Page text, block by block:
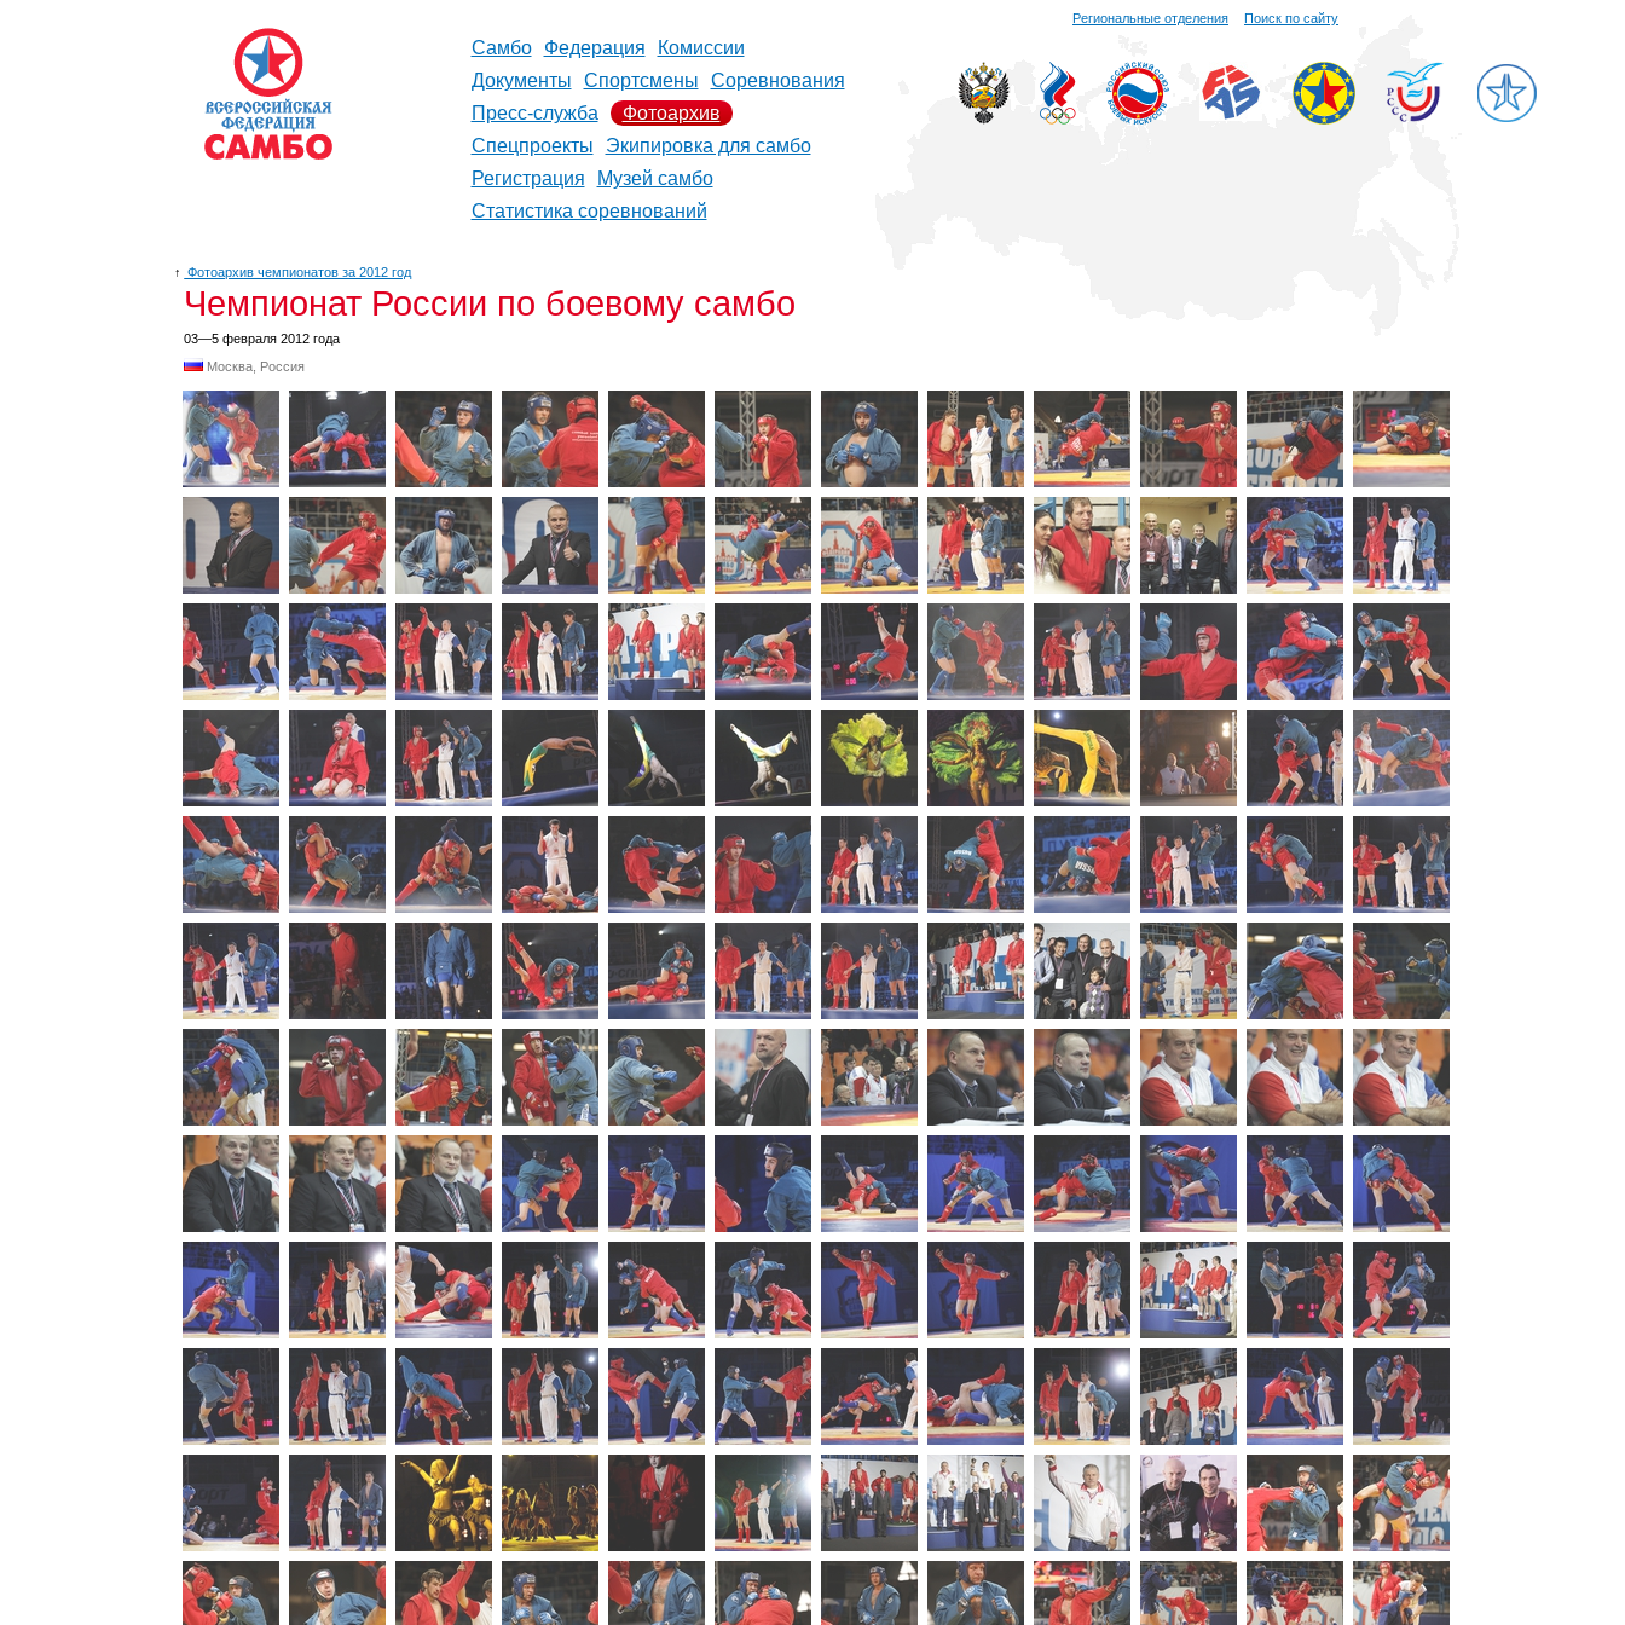
Региональные отделения Поиск по сайту
Самбо Федерация
Комиссии
Документы
Спортсмены
Соревнования
Пресс-служба
Фотоархив
Спецпроекты
Экипировка для самбо
Регистрация
Музей самбо
Статистика соревнований
↑ Фотоархив чемпионатов за 2012 год
Чемпионат России по боевому самбо
03—5 февраля 2012 года
Москва, Россия